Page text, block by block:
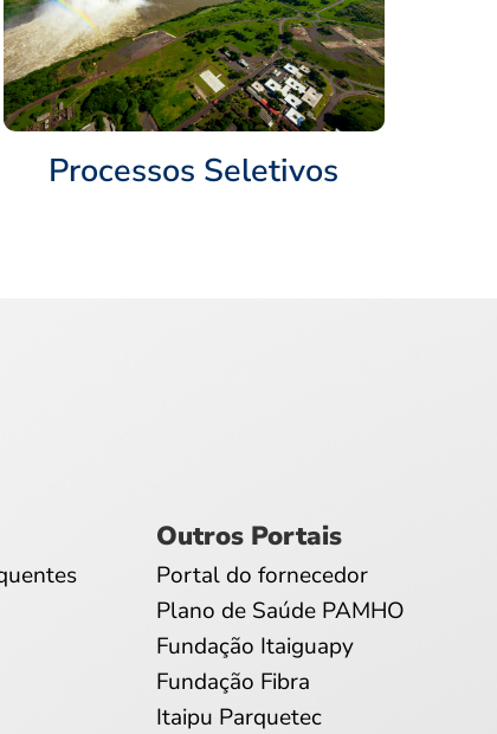
Processos Seletivos
Outros Portais
Portal do fornecedor
Plano de Saúde PAMHO
Fundação Itaiguapy
Fundação Fibra
Itaipu Parquetec